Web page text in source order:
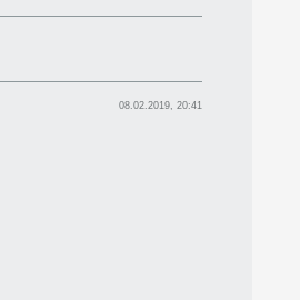
08.02.2019, 20:41